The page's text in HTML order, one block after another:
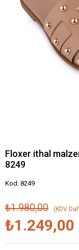
Floxer ithal
8249
Kod: 8249
₺1.980,00 (KDV
₺1.249,00